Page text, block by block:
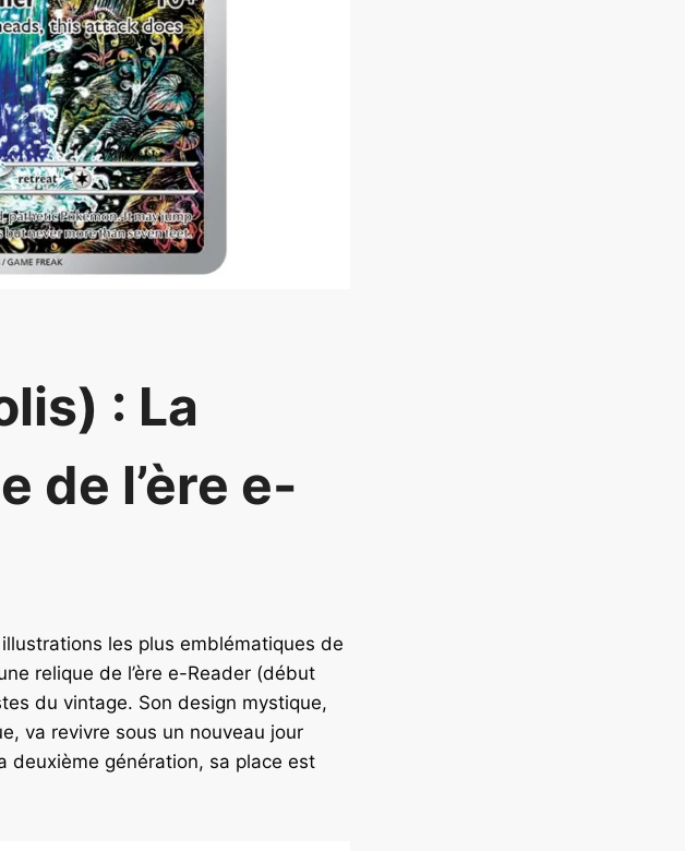
: La
de l’ère e-
les plus emblématiques de
relique de l’ère e-Reader (début
du vintage. Son design mystique,
va revivre sous un nouveau jour
deuxième génération, sa place est